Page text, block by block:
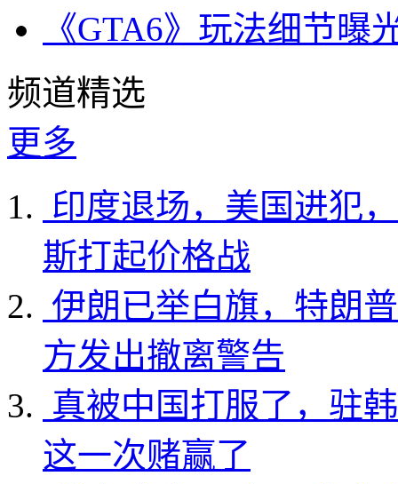
《GTA6》玩法细节
频道精选
更多
印度退场，美国进犯
斯打起价格战
伊朗已举白旗，特朗
方发出撤离警告
真被中国打服了，驻
这一次赌赢了